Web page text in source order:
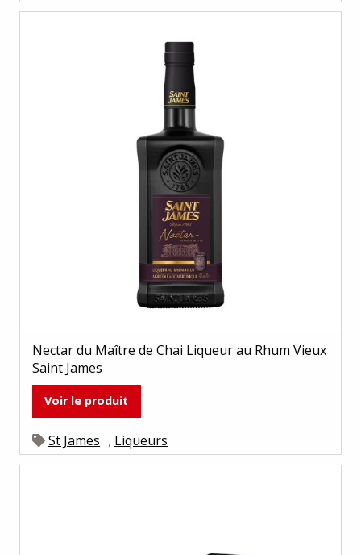
Nectar du Maître de Chai Liqueur au Rhum Vieux
Saint James
Voir le produit
St James , Liqueurs